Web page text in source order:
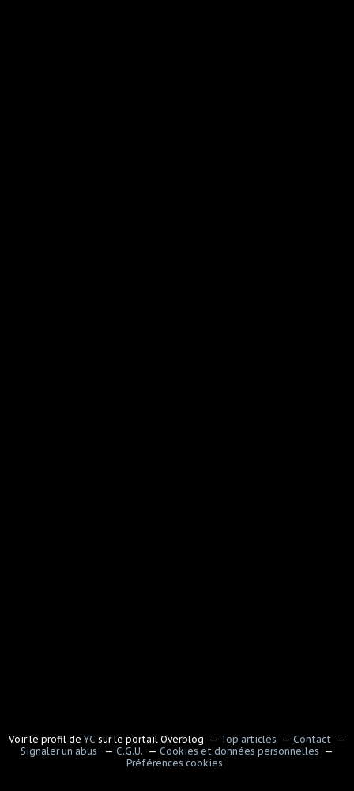
Voir le profil de YC sur le portail Overblog Top articles
Contact
Signaler un abus
C.G.U.
Cookies et données personnelles
Préférences cookies